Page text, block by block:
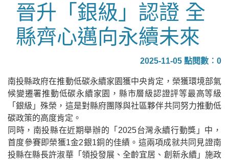
晉升「銀級」認證 全
縣齊心邁向永續未來
2025-11-05 點閱數︰0
南投縣政府在推動低碳永續家園獲中央肯定，榮獲環境部氣
候變遷署推動低碳永續家園，縣市層級認證評等最高等級
「銀級」殊榮，這是對縣府團隊與社區夥伴共同努力推動低
碳政策的高度肯定。
同時，南投縣在近期舉辦的「2025台灣永續行動獎」中，
首度參賽即榮獲1金2銀1銅的佳績。這兩項成就共同見證南
投縣在縣長許淑華「領投發展、全齡宜居、創新永續」施政